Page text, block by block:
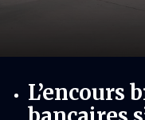
L’encours